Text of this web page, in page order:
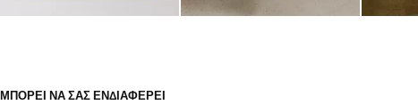
ΜΠΟΡΕΊ ΝΑ ΣΑΣ ΕΝΔΙΑΦΈΡΕΙ